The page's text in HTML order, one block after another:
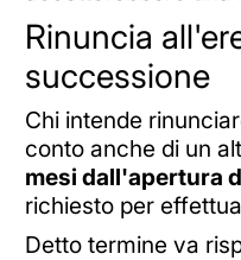
Rinuncia
successione
Chi intende
conto anche di un
mesi dall'apertura
richiesto per
Detto termine va